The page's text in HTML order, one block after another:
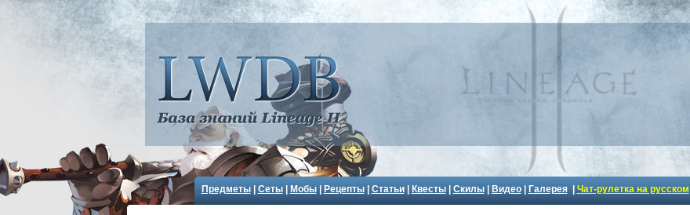
Предметы| Сеты| Мобы| Рецепты| Статьи| Квесты| Скилы| Видео| Галерея| Чат-рулетка на русском